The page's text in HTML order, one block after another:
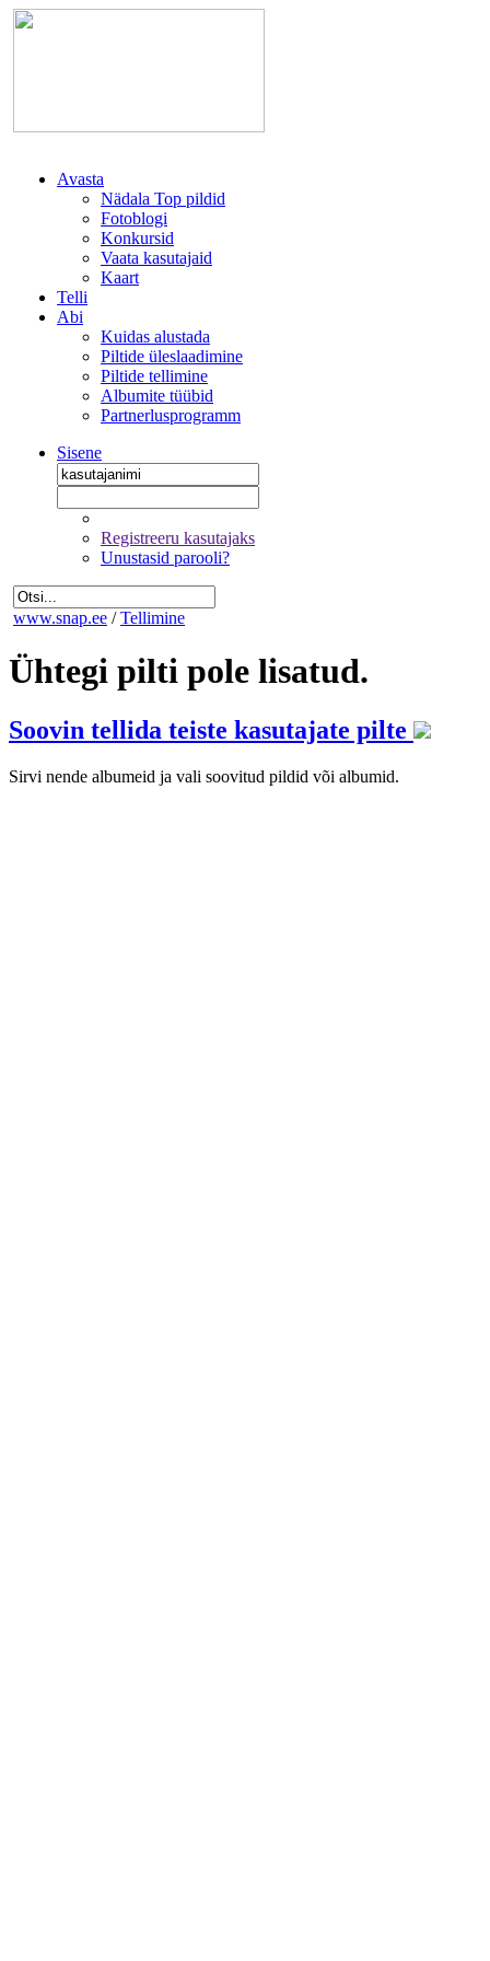
Avasta
Nädala Top pildid
Fotoblogi
Konkursid
Vaata kasutajaid
Kaart
Telli
Abi
Kuidas alustada
Piltide üleslaadimine
Piltide tellimine
Albumite tüübid
Partnerlusprogramm
Sisene
Registreeru kasutajaks
Unustasid parooli?
www.snap.ee / Tellimine
Ühtegi pilti pole lisatud.
Soovin tellida teiste kasutajate pilte
Sirvi nende albumeid ja vali soovitud pildid või albumid.